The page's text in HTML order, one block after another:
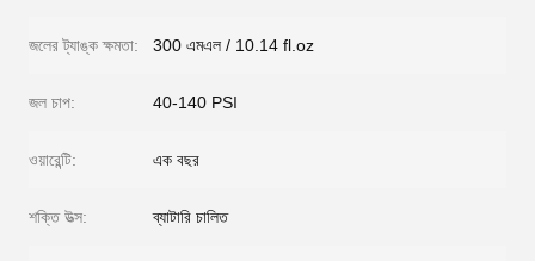
জলের ট্যাঙ্ক ক্ষমতা: 300 এমএল / 10.14 fl.oz
জল চাপ: 40-140 PSI
ওয়ারেন্টি: এক বছর
শক্তি উত্স: ব্যাটারি চালিত